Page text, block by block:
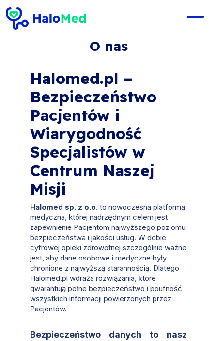
O nas
Halomed.pl –
Bezpieczeństwo
Pacjentów i
Wiarygodność
Specjalistów w
Centrum Naszej
Misji
Halomed sp. z o.o. to nowoczesna platforma
medyczna, której nadrzędnym celem jest
zapewnienie Pacjentom najwyższego poziomu
bezpieczeństwa i jakości usług. W dobie
cyfrowej opieki zdrowotnej szczególnie ważne
jest, aby dane osobowe i medyczne były
chronione z najwyższą starannością. Dlatego
Halomed.pl wdraża rozwiązania, które
gwarantują pełne bezpieczeństwo i poufność
wszystkich informacji powierzonych przez
Pacjentów.
Bezpieczeństwo danych to nasz